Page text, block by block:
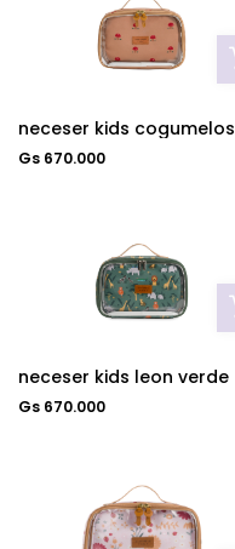
neceser kids cogumelos
Gs 670.000
neceser kids leon verde
Gs 670.000